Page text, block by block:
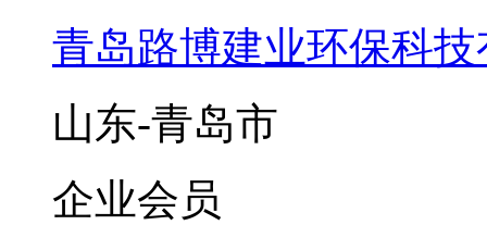
青岛路博建业环保科
山东-青岛市
企业会员